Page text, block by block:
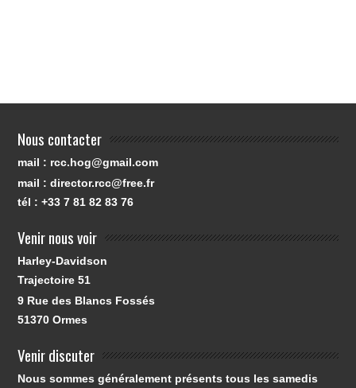
Nous contacter
mail : rcc.hog@gmail.com
mail : director.rcc@free.fr
tél : +33 7 81 82 83 76
Venir nous voir
Harley-Davidson
Trajectoire 51
9 Rue des Blancs Fossés
51370Ormes
Venir discuter
Nous sommes généralement présents tous les samedis